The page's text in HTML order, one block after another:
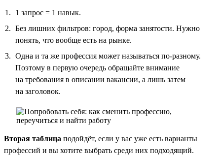
1 запрос = 1 навык.
Без лишних фильтров: город, форма занятости. Нужно
понять, что вообще есть на рынке.
Одна и та же профессия может называться по-разному.
Поэтому в первую очередь обращайте внимание
на требования в описании вакансии, а лишь затем
на заголовок.
Вторая таблица подойдёт, если у вас уже есть варианты
профессий и вы хотите выбрать среди них подходящий.